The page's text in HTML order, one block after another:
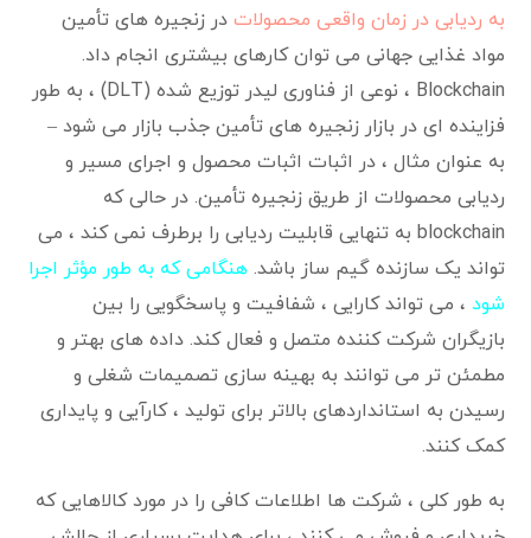
به ردیابی در زمان واقعی محصولات در زنجیره های تأمین
مواد غذایی جهانی می توان کارهای بیشتری انجام داد.
Blockchain ، نوعی از فناوری لیدر توزیع شده (DLT) ، به طور
فزاینده ای در بازار زنجیره های تأمین جذب بازار می شود –
به عنوان مثال ، در اثبات اثبات محصول و اجرای مسیر و
ردیابی محصولات از طریق زنجیره تأمین. در حالی که
blockchain به تنهایی قابلیت ردیابی را برطرف نمی کند ، می
تواند یک سازنده گیم ساز باشد.هنگامی که به طور مؤثر اجرا
شود ، می تواند کارایی ، شفافیت و پاسخگویی را بین
بازیگران شرکت کننده متصل و فعال کند. داده های بهتر و
مطمئن تر می توانند به بهینه سازی تصمیمات شغلی و
رسیدن به استانداردهای بالاتر برای تولید ، کارآیی و پایداری
کمک کنند.
به طور کلی ، شرکت ها اطلاعات کافی را در مورد کالاهایی که